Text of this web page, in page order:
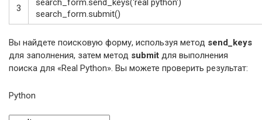
3
search_form.send_keys('real python')
search_form.submit()
Вы найдете поисковую форму, используя метод send_keys
для заполнения, затем метод submit для выполнения
поиска для «Real Python». Вы можете проверить результат:
Python